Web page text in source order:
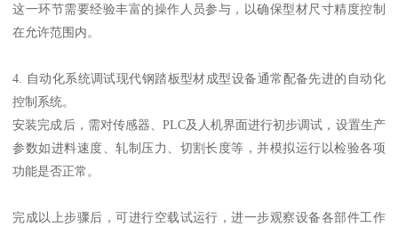
这一环节需要经验丰富的操作人员参与，以确保型材尺寸精度控制
在允许范围内。
4. 自动化系统调试现代钢踏板型材成型设备通常配备先进的自动化
控制系统。
安装完成后，需对传感器、PLC及人机界面进行初步调试，设置生产
参数如进料速度、轧制压力、切割长度等，并模拟运行以检验各项
功能是否正常。
完成以上步骤后，可进行空载试运行，进一步观察设备各部件工作